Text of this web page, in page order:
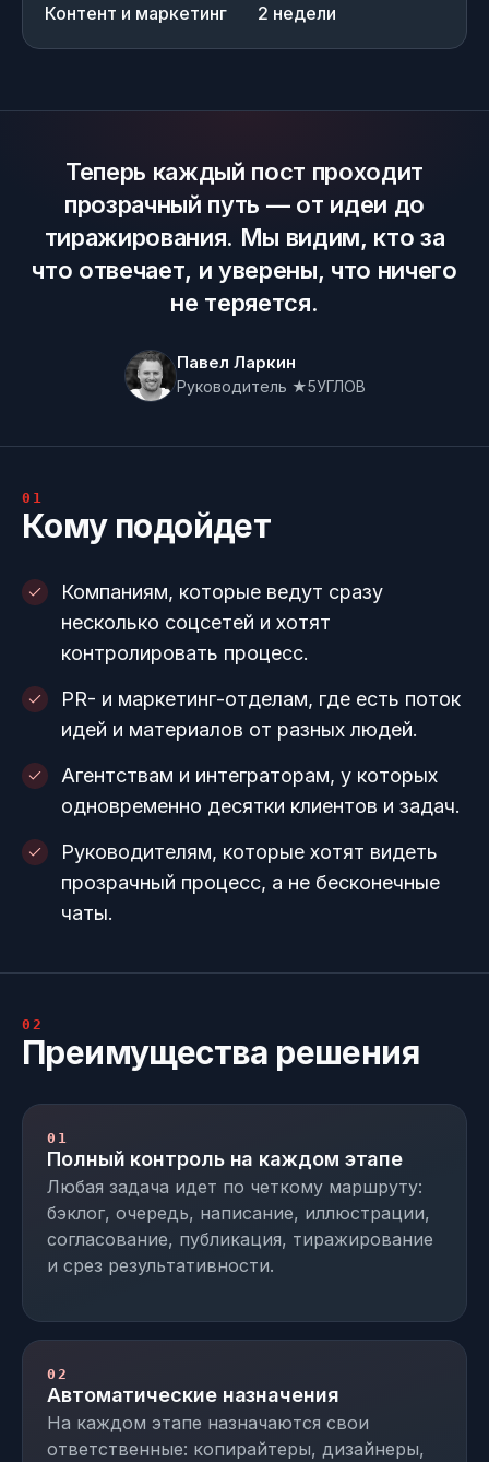
Контент и маркетинг 2 недели
Теперь каждый пост проходит
прозрачный путь — от идеи до
тиражирования. Мы видим, кто за
что отвечает, и уверены, что ничего
не теряется.
Павел Ларкин
Руководитель ★5УГЛОВ
01
Кому подойдет
Компаниям, которые ведут сразу
несколько соцсетей и хотят
контролировать процесс.
PR- и маркетинг-отделам, где есть поток
идей и материалов от разных людей.
Агентствам и интеграторам, у которых
одновременно десятки клиентов и задач.
Руководителям, которые хотят видеть
прозрачный процесс, а не бесконечные
чаты.
02
Преимущества решения
01
Полный контроль на каждом этапе
Любая задача идет по четкому маршруту:
бэклог, очередь, написание, иллюстрации,
согласование, публикация, тиражирование
и срез результативности.
02
Автоматические назначения
На каждом этапе назначаются свои
ответственные: копирайтеры, дизайнеры,